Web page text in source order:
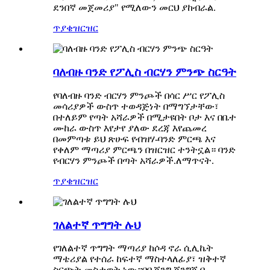
ደንበኛ መጀመሪያ" የሚለውን መርህ ያከብራል.
ጥያቄዝርዝር
ባለብዙ ባንድ የፖሊስ ብርሃን ምንጭ ስርዓት
የባለብዙ ባንድ ብርሃን ምንጮች በሳር ሥር የፖሊስ
መሳሪያዎች ውስጥ ተወዳጅነት በማግኘታቸው፣
በተለይም የጣት አሻራዎች በሚታዩበት ቦታ እና በቤተ
ሙከራ ውስጥ እየታየ ያለው ደረጃ እየጨመረ
በመምጣቱ ይህ ጽሁፍ የብዝሃ-ባንድ ምርጫ እና
የቀለም ማጣሪያ ምርጫን በዝርዝር ተንትኗል። ባንድ
የብርሃን ምንጮች በጣት አሻራዎች.ለማጥናት.
ጥያቄዝርዝር
ገለልተኛ ጥግግት ሉህ
የገለልተኛ ጥግግት ማጣሪያ ከሶዳ ኖራ ሲሊኬት
ማቴሪያል የተሰራ ከፍተኛ ማስተላለፊያ፣ ዝቅተኛ